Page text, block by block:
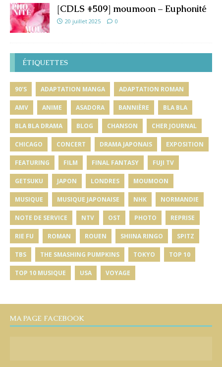
[CDLS #509] moumoon – Euphonité
20 juillet 2025 0
ÉTIQUETTES
90'S ADAPTATION MANGA ADAPTATION ROMAN
AMV ANIME ASADORA BANNIÈRE BLA BLA
BLA BLA DRAMA BLOG CHANSON CHER JOURNAL
CHICAGO CONCERT DRAMA JAPONAIS EXPOSITION
FEATURING FILM FINAL FANTASY FUJI TV
GETSUKU JAPON LONDRES MOUMOON
MUSIQUE MUSIQUE JAPONAISE NHK NORMANDIE
NOTE DE SERVICE NTV OST PHOTO REPRISE
RIE FU ROMAN ROUEN SHIINA RINGO SPITZ
TBS THE SMASHING PUMPKINS TOKYO TOP 10
TOP 10 MUSIQUE USA VOYAGE
MA PAGE FACEBOOK